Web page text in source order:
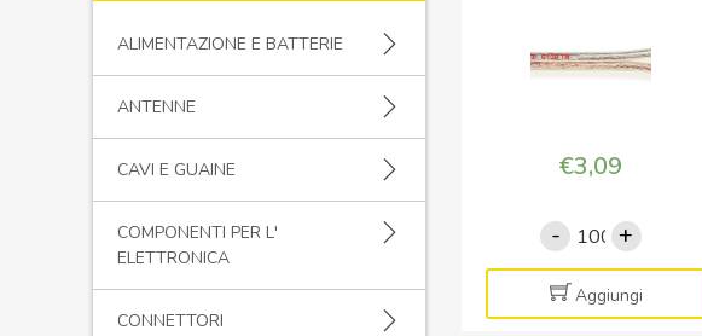
ALIMENTAZIONE E BATTERIE
ANTENNE
CAVI E GUAINE
COMPONENTI PER L'
ELETTRONICA
CONNETTORI
€3,09
-
TASKER
CAVO
C100
2x3
+
Aggiungi